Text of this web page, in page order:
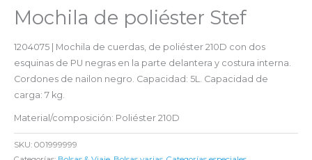
Mochila de poliéster Stef
1204075 | Mochila de cuerdas, de poliéster 210D con dos
esquinas de PU negras en la parte delantera y costura interna.
Cordones de nailon negro. Capacidad: 5L. Capacidad de
carga: 7 kg.
Material/composición: Poliéster 210D
SKU: 001999999